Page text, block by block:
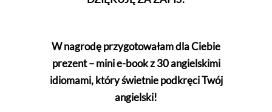
W nagrodę przygotowałam dla Ciebie
prezent – mini e-book z 30 angielskimi
idiomami, który świetnie podkręci Twój
angielski!